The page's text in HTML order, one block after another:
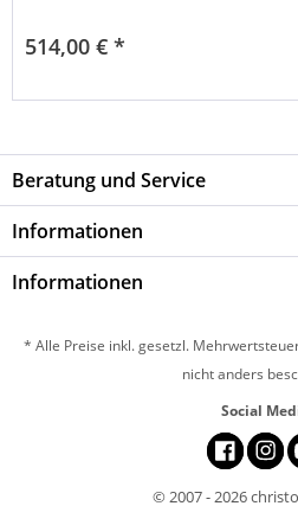
514,00 € *
Beratung und Service
Informationen
Informationen
* Alle Preise inkl. gesetzl.
nicht anders
Social
© 2007 - 2026